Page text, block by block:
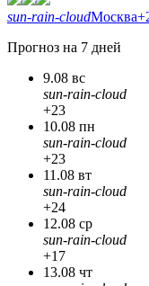
sun-rain-cloudМосква
Прогноз на 7 дней
9.08 вс
sun-rain-cloud
+23
10.08 пн
sun-rain-cloud
+23
11.08 вт
sun-rain-cloud
+24
12.08 ср
sun-rain-cloud
+17
13.08 чт